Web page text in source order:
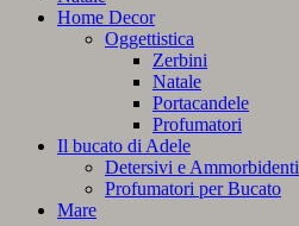
Home Decor
Oggettistica
Zerbini
Natale
Portacandele
Profumatori
Il bucato di Adele
Detersivi e Ammorbidenti
Profumatori per Bucato
Mare